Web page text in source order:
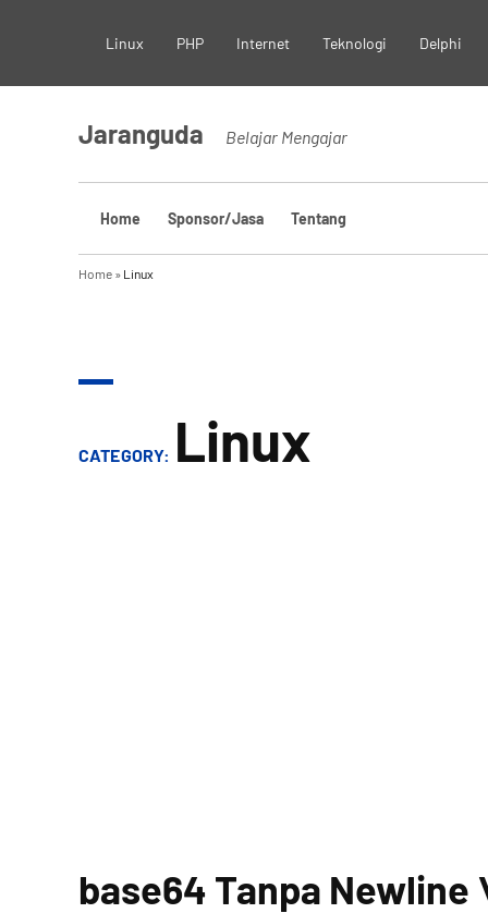
content
Linux PHP Internet Teknologi Delphi
Jaranguda Belajar Mengajar
Home Sponsor/Jasa Tentang
Home » Linux
CATEGORY: Linux
base64 Tanpa Newline